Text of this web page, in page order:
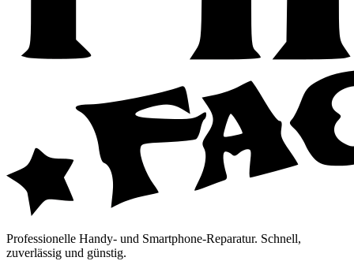
Professionelle Handy- und Smartphone-Reparatur. Schnell,
zuverlässig und günstig.